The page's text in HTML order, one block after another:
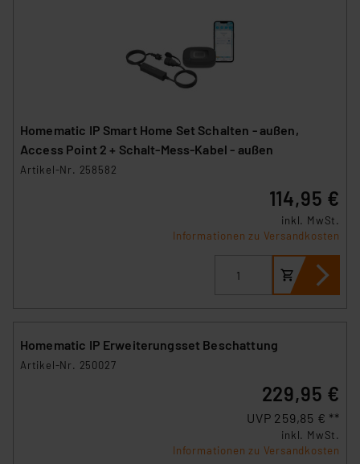
Homematic IP Smart Home Set Schalten - außen,
Access Point 2 + Schalt-Mess-Kabel - außen
Artikel-Nr. 258582
114,95 €
inkl. MwSt.
Informationen zu Versandkosten
Homematic IP Erweiterungsset Beschattung
Artikel-Nr. 250027
229,95 €
UVP 259,85 € **
inkl. MwSt.
Informationen zu Versandkosten